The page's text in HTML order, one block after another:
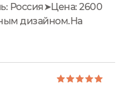
Россия➤Цена: 2600
дизайном.На